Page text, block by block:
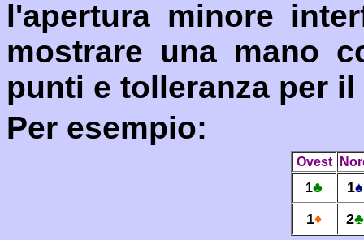
l'apertura minore
mostrare una mano
punti e tolleranza per
Per esempio:
Ovest
1♣ 1♠
1♦ 2♣